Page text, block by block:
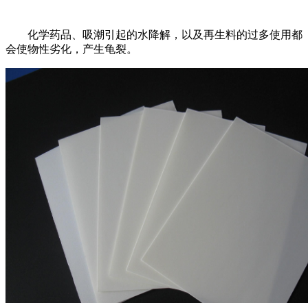
化学药品、吸潮引起的水降解，以及再生料的过多使用都
会使物性劣化，产生龟裂。